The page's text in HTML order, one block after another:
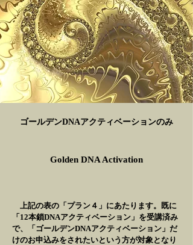
​ゴールデンDNAアクティベーションのみ
Golden DNA Activation
上記の表の「プラン４」にあたります。既に
「12本鎖DNAアクティベーション」を受講済み
で、「ゴールデンDNAアクティベーション」だ
けのお申込みをされたいという方が対象となり